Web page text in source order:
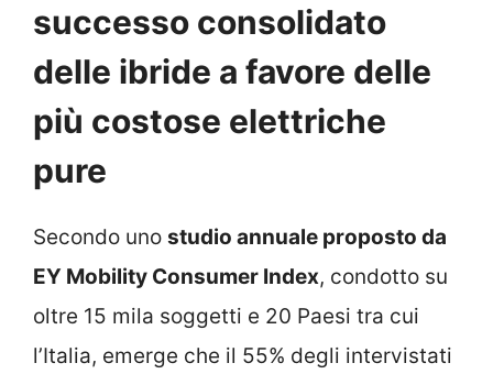
successo consolidato
delle ibride a favore delle
più costose elettriche
pure
Secondo uno studio annuale proposto da
EY Mobility Consumer Index, condotto su
oltre 15 mila soggetti e 20 Paesi tra cui
l’Italia, emerge che il 55% degli intervistati